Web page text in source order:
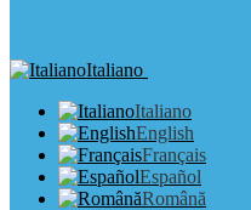
Italiano
Italiano
English
Français
Español
Română